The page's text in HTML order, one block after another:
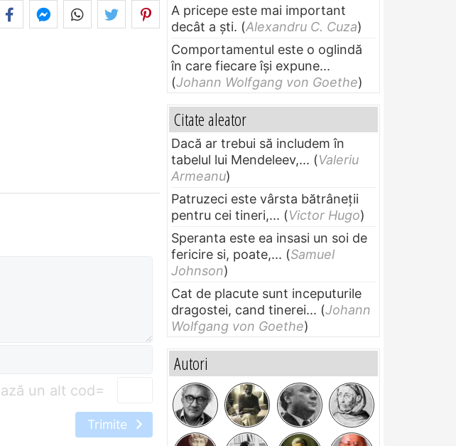
=
Trimite
A pricepe este mai important
decât a ști. (Alexandru C. Cuza)
Comportamentul este o oglindă
în care fiecare își expune...
(Johann Wolfgang von Goethe)
Citate aleator
Dacă ar trebui să includem în
tabelul lui Mendeleev,... (Valeriu
Armeanu)
Patruzeci este vârsta bătrâneții
pentru cei tineri,... (Victor Hugo)
Speranta este ea insasi un soi de
fericire si, poate,... (Samuel
Johnson)
Cat de placute sunt inceputurile
dragostei, cand tinerei... (Johann
Wolfgang von Goethe)
Autori